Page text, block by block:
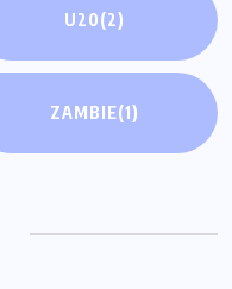
U20(2)
ZAMBIE(1)